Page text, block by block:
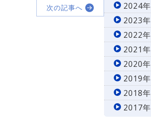
次の記事へ
2024年
2023年
2022年
2021年
2020年
2019年
2018年
2017年